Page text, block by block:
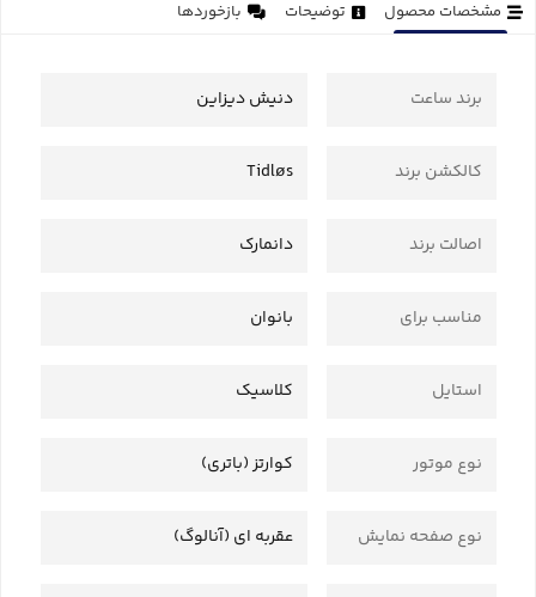
مشخصات محصول توضیحات بازخوردها
برند ساعت دنیش دیزاین
کالکشن برند Tidløs
اصالت برند دانمارک
مناسب برای بانوان
استایل کلاسیک
نوع موتور کوارتز (باتری)
نوع صفحه نمایش عقربه ای (آنالوگ)